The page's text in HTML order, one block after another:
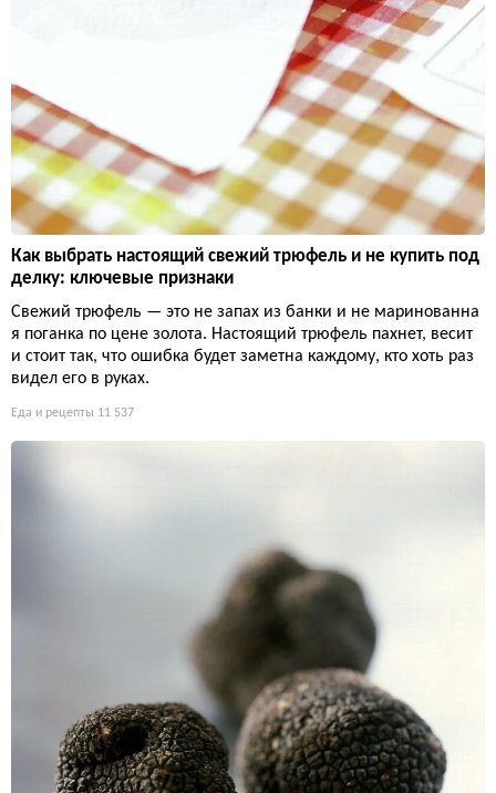
Как выбрать настоящий свежий трюфель и не купить под
делку: ключевые признаки
Свежий трюфель — это не запах из банки и не маринованна
я поганка по цене золота. Настоящий трюфель пахнет, весит
и стоит так, что ошибка будет заметна каждому, кто хоть раз
видел его в руках.
Еда и рецепты 11 537